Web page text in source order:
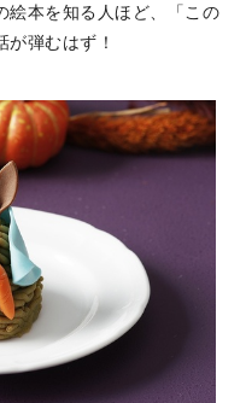
絵本を知る人ほど、「この
弾むはず！